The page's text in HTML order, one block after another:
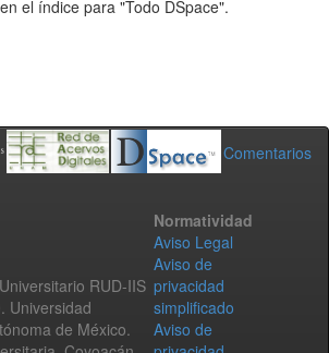
el índice para "Todo DSpace".
Comentarios
RUD-IIS
Universidad
de México.
Normatividad
Aviso Legal
Aviso de
privacidad
simplificado
Aviso de